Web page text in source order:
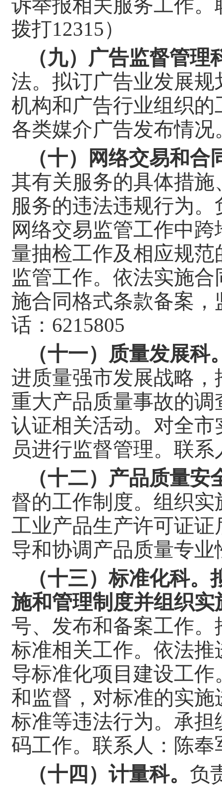
诉举报相关服务工作。
拨打12315）
（九）广告监督管理
法。拟订广告业发展
机构和广告行业组织
各类媒介广告发布情况
（十）网络交易和
其有关服务的具体措
服务的违法违规行为
网络交易监管工作中
量抽检工作及相应规
监管工作。依法实施
施合同格式条款备案
话： 6215805
（十一）质量发展科
进质量强市发展战略
重大产品质量事故的
认证相关活动。对全
员进行监督管理。 联系
（十二）产品质量
督的工作制度。组织
工业产品生产许可证
导和协调产品质量专业
（十三）标准化科
施和管理制度并组织实
号、发布和备案工作
标准相关工作。依法
导标准化项目建设工
和监督，对标准的实
标准等违法行为。承
码工作。 联系人：陈
（十四）计量科。 负